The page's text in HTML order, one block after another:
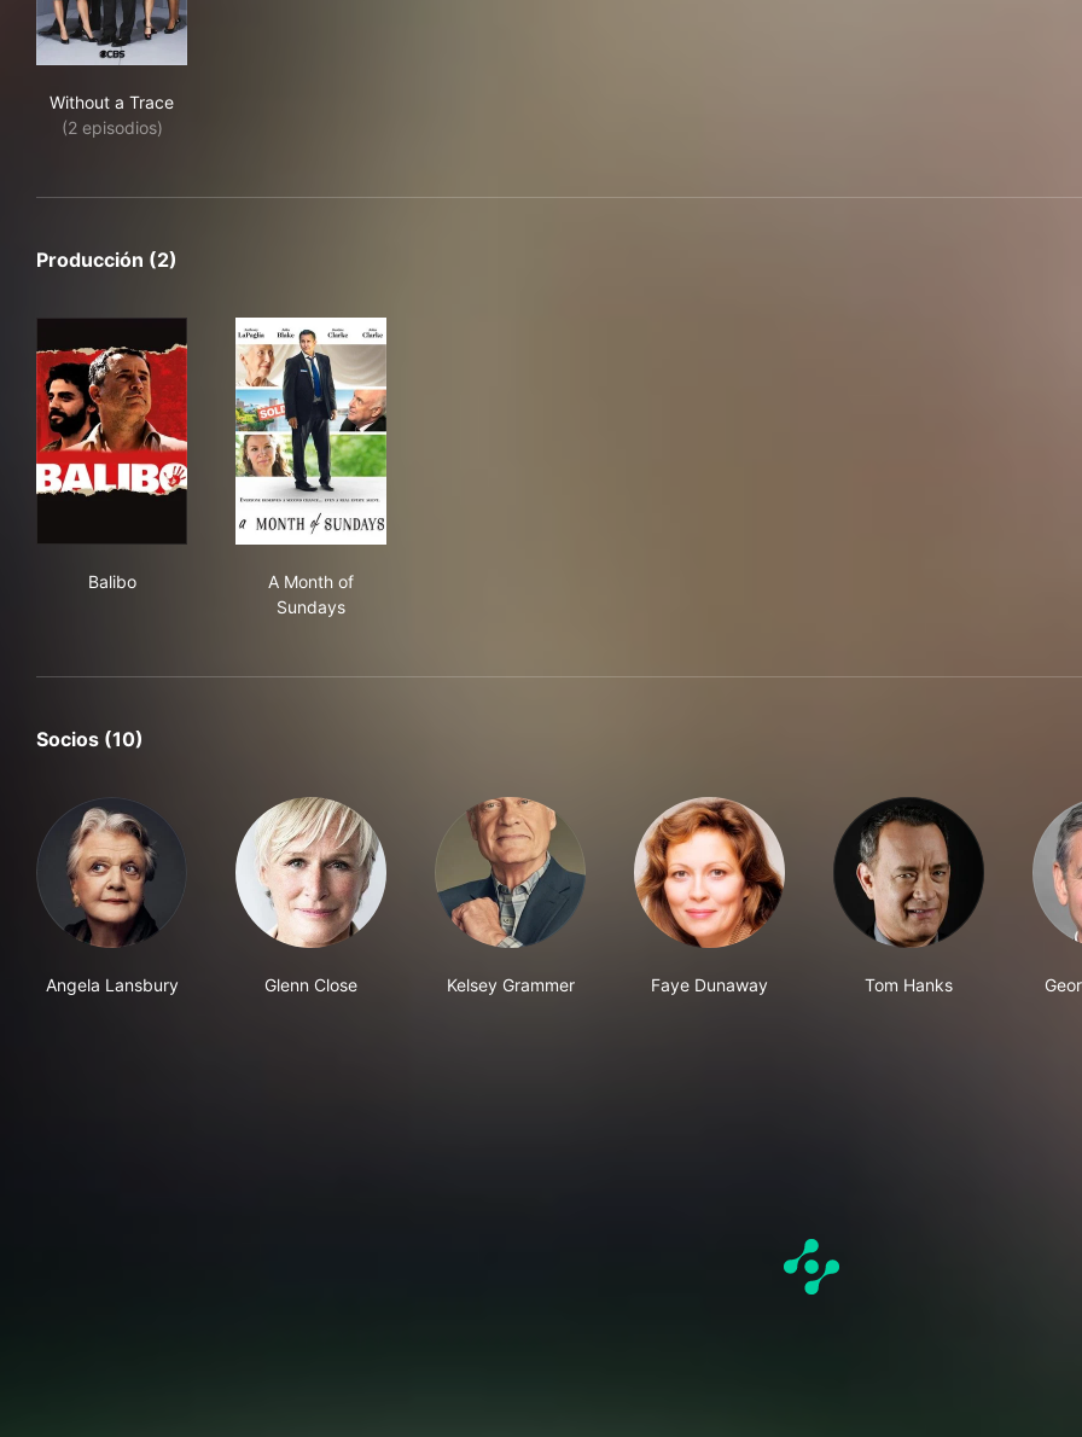
Without a Trace
(2 episodios)
Producción (2)
Balibo
A Month of
Sundays
Socios (10)
Angela Lansbury Glenn Close Kelsey Grammer Faye Dunaway Tom Hanks